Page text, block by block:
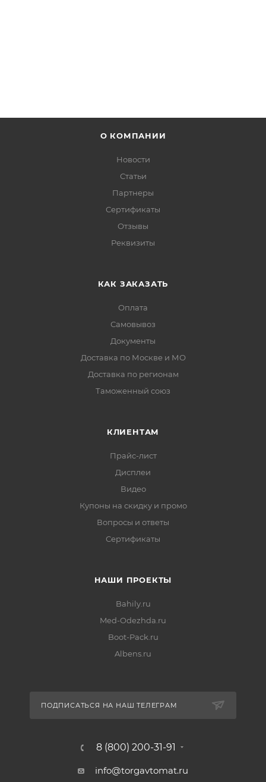
О КОМПАНИИ
Новости
Статьи
Партнеры
Сертификаты
Отзывы
Реквизиты
КАК ЗАКАЗАТЬ
Оплата
Самовывоз
Документы
Доставка по Москве и МО
Доставка по регионам
Таможенный союз
КЛИЕНТАМ
Прайс-лист
Дисплеи
Видео
Купоны на скидку и промо
Вопросы и ответы
Сертификаты
НАШИ ПРОЕКТЫ
Bahily.ru
Med-Odezhda.ru
Boot-Pack.ru
Albens.ru
ПОДПИСАТЬСЯ НА НАШ ТЕЛЕГРАМ
8 (800) 200-31-91
info@torgavtomat.ru